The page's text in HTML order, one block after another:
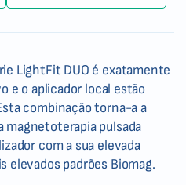
LightFit DUO é exatamente
e o aplicador local estão
combinação torna-a a
magnetoterapia pulsada
com a sua elevada
elevados padrões Biomag.